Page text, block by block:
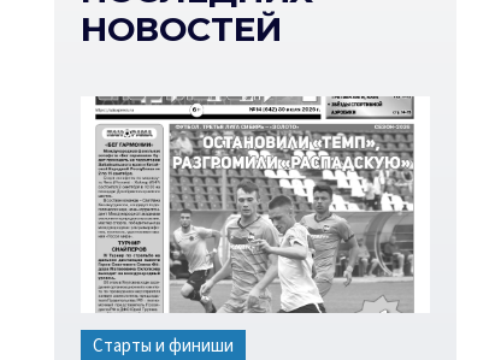
НОВОСТЕЙ
Старты и финиши